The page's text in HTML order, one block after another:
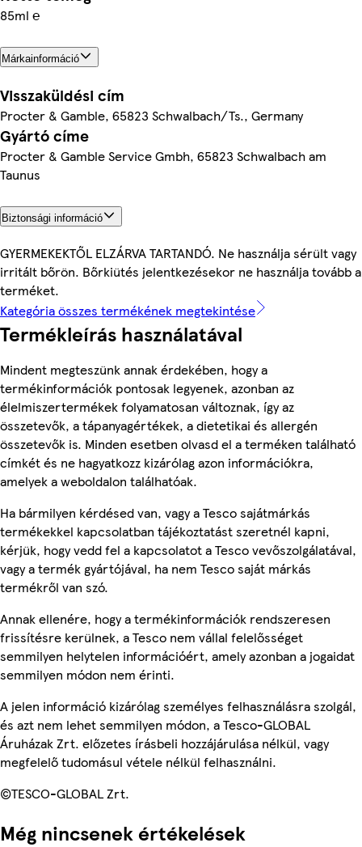
85ml ℮
Márkainformáció
Visszaküldési cím
Procter & Gamble, 65823 Schwalbach/Ts., Germany
Gyártó címe
Procter & Gamble Service Gmbh, 65823 Schwalbach am
Taunus
Biztonsági információ
GYERMEKEKTŐL ELZÁRVA TARTANDÓ. Ne használja sérült vagy
irritált bőrön. Bőrkiütés jelentkezésekor ne használja tovább a
terméket.
Kategória összes termékének megtekintése
Termékleírás használatával
Mindent megteszünk annak érdekében, hogy a
termékinformációk pontosak legyenek, azonban az
élelmiszertermékek folyamatosan változnak, így az
összetevők, a tápanyagértékek, a dietetikai és allergén
összetevők is. Minden esetben olvasd el a terméken található
címkét és ne hagyatkozz kizárólag azon információkra,
amelyek a weboldalon találhatóak.
Ha bármilyen kérdésed van, vagy a Tesco sajátmárkás
termékekkel kapcsolatban tájékoztatást szeretnél kapni,
kérjük, hogy vedd fel a kapcsolatot a Tesco vevőszolgálatával,
vagy a termék gyártójával, ha nem Tesco saját márkás
termékről van szó.
Annak ellenére, hogy a termékinformációk rendszeresen
frissítésre kerülnek, a Tesco nem vállal felelősséget
semmilyen helytelen információért, amely azonban a jogaidat
semmilyen módon nem érinti.
A jelen információ kizárólag személyes felhasználásra szolgál,
és azt nem lehet semmilyen módon, a Tesco-GLOBAL
Áruházak Zrt. előzetes írásbeli hozzájárulása nélkül, vagy
megfelelő tudomásul vétele nélkül felhasználni.
©TESCO-GLOBAL Zrt.
Még nincsenek értékelések